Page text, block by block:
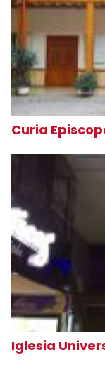
Curia
Iglesia